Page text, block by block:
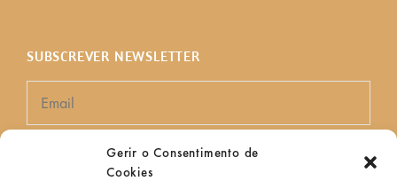
Gerir o Consentimento de
Cookies
SUBSCREVER NEWSLETTER